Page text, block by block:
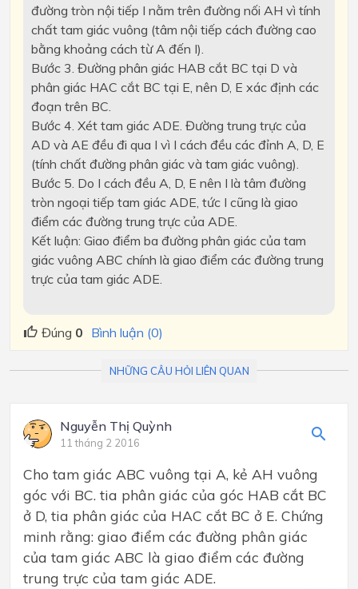
đường tròn nội tiếp I nằm trên đường nối AH vì tính
chất tam giác vuông (tâm nội tiếp cách đường cao
bằng khoảng cách từ A đến I).
Bước 3. Đường phân giác HAB cắt BC tại D và
phân giác HAC cắt BC tại E, nên D, E xác định các
đoạn trên BC.
Bước 4. Xét tam giác ADE. Đường trung trực của
AD và AE đều đi qua I vì I cách đều các đỉnh A, D, E
(tính chất đường phân giác và tam giác vuông).
Bước 5. Do I cách đều A, D, E nên I là tâm đường
tròn ngoại tiếp tam giác ADE, tức I cũng là giao
điểm các đường trung trực của ADE.
Kết luận: Giao điểm ba đường phân giác của tam
giác vuông ABC chính là giao điểm các đường trung
trực của tam giác ADE.
Đúng 0 Bình luận (0)
NHỮNG CÂU HỎI LIÊN QUAN
Nguyễn Thị Quỳnh
11 tháng 2 2016
Cho tam giác ABC vuông tại A, kẻ AH vuông
góc với BC. tia phân giác của góc HAB cắt BC
ở D, tia phân giác của HAC cắt BC ở E. Chứng
minh rằng: giao điểm các đường phân giác
của tam giác ABC là giao điểm các đường
trung trực của tam giác ADE.